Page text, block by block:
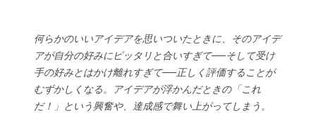
何らかのいいアイデアを思いついたときに、そのアイデ
アが自分の好みにピッタリと合いすぎて──そして受け
手の好みとはかけ離れすぎて──正しく評価することが
むずかしくなる。アイデアが浮かんだときの「これ
だ！」という興奮や、達成感で舞い上がってしまう。